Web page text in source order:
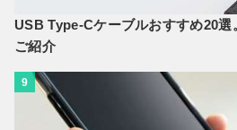
USB Type-Cケーブルおすすめ20
ご紹介
9